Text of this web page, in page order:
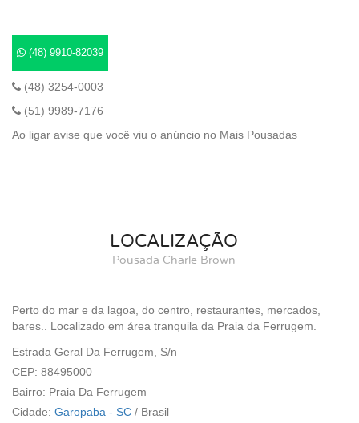
(48) 9910-82039
(48) 3254-0003
(51) 9989-7176
Ao ligar avise que você viu o anúncio no Mais Pousadas
LOCALIZAÇÃO
Pousada Charle Brown
Perto do mar e da lagoa, do centro, restaurantes, mercados,
bares.. Localizado em área tranquila da Praia da Ferrugem.
Estrada Geral Da Ferrugem, S/n
CEP: 88495000
Bairro: Praia Da Ferrugem
Cidade: Garopaba - SC / Brasil